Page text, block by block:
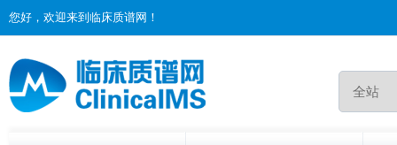
您好，欢迎来到临床质谱网！